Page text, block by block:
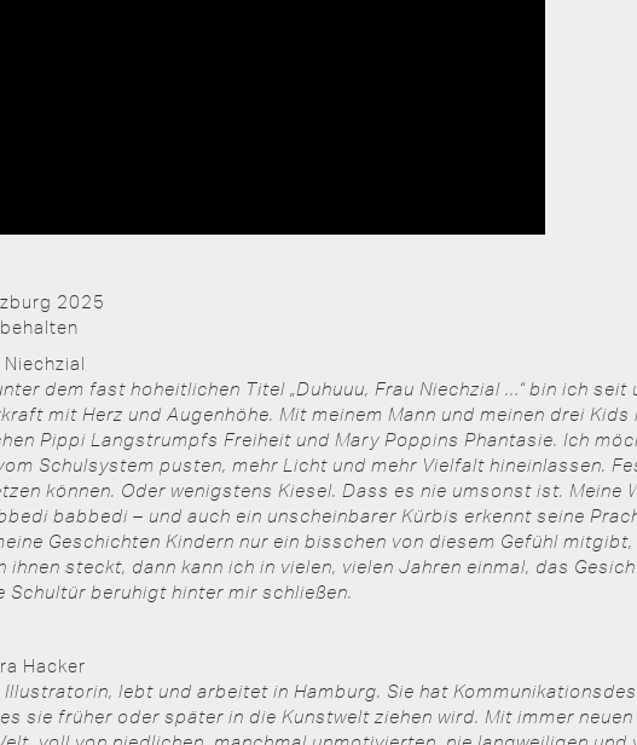
2025
dem fast hoheitlichen Titel „Duhuuu, Frau Niechzial …“ bin ich seit
mit Herz und Augenhöhe. Mit meinem Mann und meinen drei Kids
Pippi Langstrumpfs Freiheit und Mary Poppins Phantasie. Ich
Schulsystem pusten, mehr Licht und mehr Vielfalt hineinlassen.
können. Oder wenigstens Kiesel. Dass es nie umsonst ist. Meine
babbedi – und auch ein unscheinbarer Kürbis erkennt seine
Geschichten Kindern nur ein bisschen von diesem Gefühl
ihnen steckt, dann kann ich in vielen, vielen Jahren einmal, das
Schultür beruhigt hinter mir schließen.
Hacker
Illustratorin, lebt und arbeitet in Hamburg. Sie hat
sie früher oder später in die Kunstwelt ziehen wird. Mit immer